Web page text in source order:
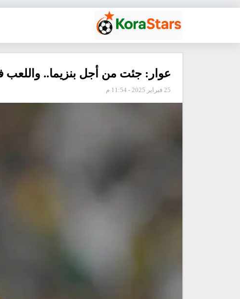
عوار: جئت من أجل بنزيما.. واللعب
25 فبراير 2025 - 11:54 م